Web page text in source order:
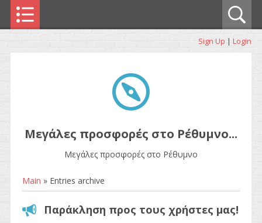
Sign Up | Login
Μεγάλες προσφορές στο Ρέθυμνο...
Μεγάλες προσφορές στο Ρέθυμνο
Main » Entries archive
Παράκληση προς τους χρήστες μας!